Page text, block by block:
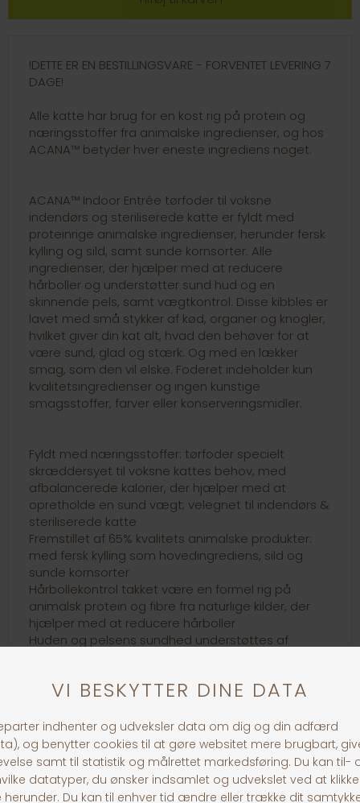
!DETTE ER EN BESTILLINGSVARE - FORVENTET LEVERING 7
DAGE!
Alle katte har brug for en kost rig på protein og
næringsstoffer fra animalske ingredienser, og hos
ACANA™ betyder hver eneste ingrediens noget.
ACANA™ Indoor Entrée tørfoder til voksne
indendørs og steriliserede katte er fyldt med
proteinrige animalske ingredienser, herunder fersk
kylling og sild, samt sunde kornsorter. Alle
ingredienser, der hjælper med at reducere
hårboller og understøtter sund hud og en
skinnende pels, samt vægtkontrol. Disse kibbles er
lavet med små stykker af kød, organer og knogler,
hvilket giver din kat alt, hvad den behøver for at
være sund, glad og stærk. Og med en lækker
smag, som den vil elske. Foderet indeholder kun
kvalitetsingredienser og ingen kunstige
smagsstoffer, farver eller konserveringsmidler.
Fyldt med næringsstoffer: tørfoder specielt
skræddersyet til voksne kattes behov, med
afbalancerede kalorier, der hjælper med at
opretholde en sund vægt; velegnet til indendørs &
steriliserede katte
Fremstillet af 65% kvalitets animalske produkter:
med fersk kylling som hovedingrediens, sild og
sunde kornsorter
Hårbollekontrol takket være en formel rig på
animalsk protein og fibre fra naturlige kilder, der
hjælper med at reducere hårboller
Huden og pelsens sundhed understøttes af
Ingen kunstige smagsstoffer, farve eller
tapioka- eller hvedeingredienser er tilsat
30 dages returret